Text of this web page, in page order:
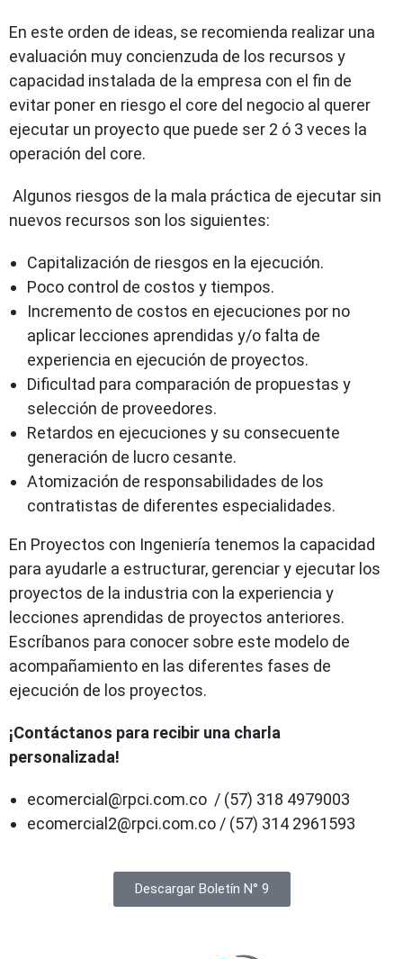
En este orden de ideas, se recomienda realizar una
evaluación muy concienzuda de los recursos y
capacidad instalada de la empresa con el fin de
evitar poner en riesgo el core del negocio al querer
ejecutar un proyecto que puede ser 2 ó 3 veces la
operación del core.
Algunos riesgos de la mala práctica de ejecutar sin
nuevos recursos son los siguientes:
Capitalización de riesgos en la ejecución.
Poco control de costos y tiempos.
Incremento de costos en ejecuciones por no
aplicar lecciones aprendidas y/o falta de
experiencia en ejecución de proyectos.
Dificultad para comparación de propuestas y
selección de proveedores.
Retardos en ejecuciones y su consecuente
generación de lucro cesante.
Atomización de responsabilidades de los
contratistas de diferentes especialidades.
En Proyectos con Ingeniería tenemos la capacidad
para ayudarle a estructurar, gerenciar y ejecutar los
proyectos de la industria con la experiencia y
lecciones aprendidas de proyectos anteriores.
Escríbanos para conocer sobre este modelo de
acompañamiento en las diferentes fases de
ejecución de los proyectos.
¡Contáctanos para recibir una charla
personalizada!
ecomercial@rpci.com.co / (57) 318 4979003
ecomercial2@rpci.com.co / (57) 314 2961593
Descargar Boletín N° 9